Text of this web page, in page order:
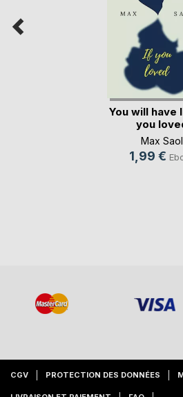
You will have
you
Max Saol
1,99 €
CGV PROTECTION DES DONNÉES